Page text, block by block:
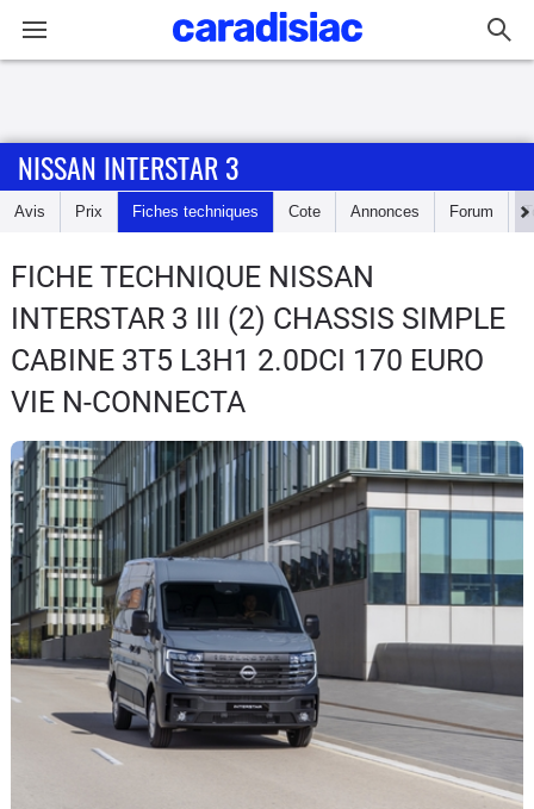
Accueil
Essais
Guide
d'achat
Electriques
Utilitaires
Flottes
Auto
Services
Forum
NISSAN INTERSTAR 3
Avis Prix Fiches techniques Cote Annonces Forum
FICHE TECHNIQUE NISSAN
INTERSTAR 3 III (2) CHASSIS SIMPLE
CABINE 3T5 L3H1 2.0DCI 170 EURO
VIE N-CONNECTA